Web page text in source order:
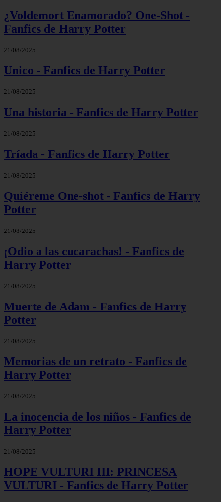
¿Voldemort Enamorado? One-Shot -
Fanfics de Harry Potter
21/08/2025
Unico - Fanfics de Harry Potter
21/08/2025
Una historia - Fanfics de Harry Potter
21/08/2025
Tríada - Fanfics de Harry Potter
21/08/2025
Quiéreme One-shot - Fanfics de Harry
Potter
21/08/2025
¡Odio a las cucarachas! - Fanfics de
Harry Potter
21/08/2025
Muerte de Adam - Fanfics de Harry
Potter
21/08/2025
Memorias de un retrato - Fanfics de
Harry Potter
21/08/2025
La inocencia de los niños - Fanfics de
Harry Potter
21/08/2025
HOPE VULTURI III: PRINCESA
VULTURI - Fanfics de Harry Potter